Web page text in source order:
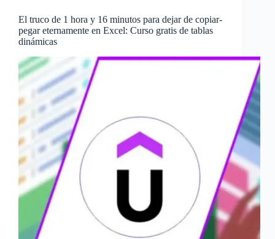
El truco de 1 hora y 16 minutos para dejar de copiar-
pegar eternamente en Excel: Curso gratis de tablas
dinámicas